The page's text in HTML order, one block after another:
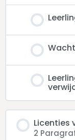
Licenties
2